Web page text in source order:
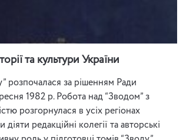
та культури України
розпочалася за рішенням Ради
1982 р. Робота над “Зводом” з
розгорнулася в усіх регіонах
редакційні колегії та авторські